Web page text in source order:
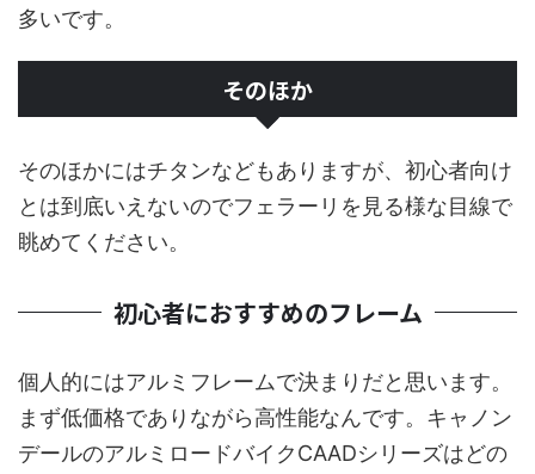
多いです。
そのほか
そのほかにはチタンなどもありますが、初心者向け
とは到底いえないのでフェラーリを見る様な目線で
眺めてください。
初心者におすすめのフレーム
個人的にはアルミフレームで決まりだと思います。
まず低価格でありながら高性能なんです。キャノン
デールのアルミロードバイクCAADシリーズはどの